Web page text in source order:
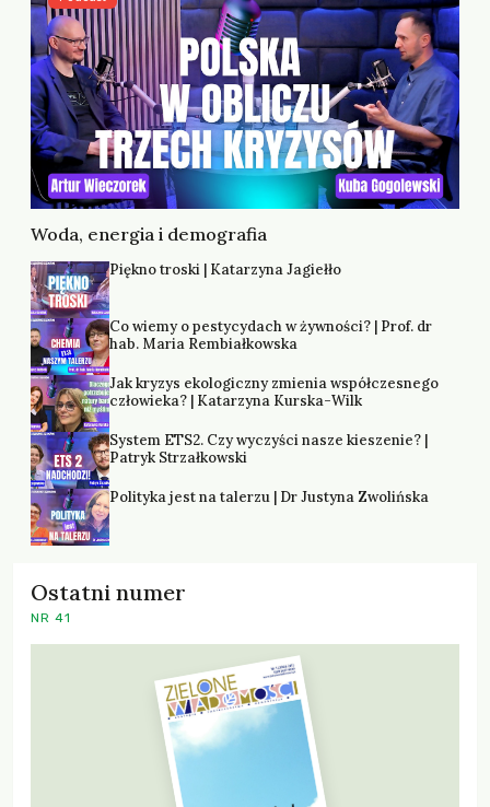
Woda, energia i demografia
Piękno troski | Katarzyna Jagiełło
Co wiemy o pestycydach w żywności? | Prof. dr
hab. Maria Rembiałkowska
Jak kryzys ekologiczny zmienia współczesnego
człowieka? | Katarzyna Kurska-Wilk
System ETS2. Czy wyczyści nasze kieszenie? |
Patryk Strzałkowski
Polityka jest na talerzu | Dr Justyna Zwolińska
Ostatni numer
NR 41